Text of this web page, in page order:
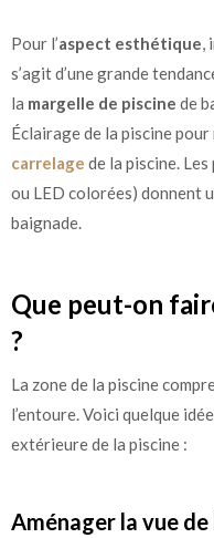
Pour l’aspect esthétique,
s’agit d’une grande
la margelle de piscine de
Éclairage de la piscine
carrelage de la piscine.
ou LED colorées) donnent
baignade.
Que peut-on
?
La zone de la piscine
l’entoure. Voici quelque
extérieure de la piscine :
Aménager la vue